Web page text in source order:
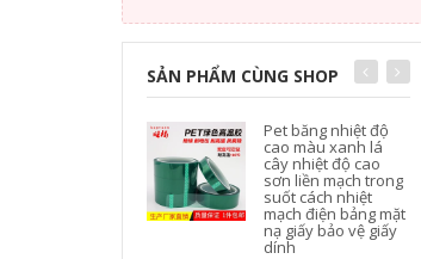
SẢN PHẨM CÙNG SHOP
Pet băng nhiệt độ
cao màu xanh lá
cây nhiệt độ cao
sơn liền mạch trong
suốt cách nhiệt
mạch điện bảng mặt
nạ giấy bảo vệ giấy
dính